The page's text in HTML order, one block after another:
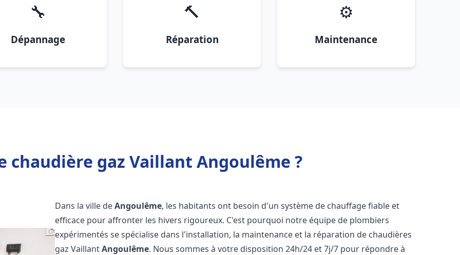
🔧
Dépannage
🔨
Réparation
⚙️
Maintenance
chaudière gaz Vaillant Angoulême ?
Dans la ville deAngoulême, les habitants ont besoin d'un système de chauffage fiable et
efficace pour affronter les hivers rigoureux. C'est pourquoi notre équipe de plombiers
expérimentés se spécialise dans l'installation, la maintenance et la réparation de chaudières
gaz VaillantAngoulême. Nous sommes à votre disposition 24h/24 et 7j/7 pour répondre à